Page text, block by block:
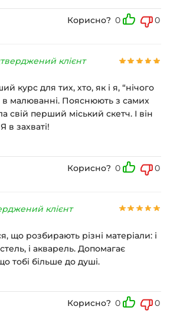
Корисно? 0 0
клієнт
курс для тих, хто, як і я, “нічого
в малюванні. Пояснюють з самих
свій перший міський скетч. І він
в захваті!
Корисно? 0 0
клієнт
що розбирають різні матеріали: і
і акварель. Допомагає
тобі більше до душі.
Корисно? 0 0